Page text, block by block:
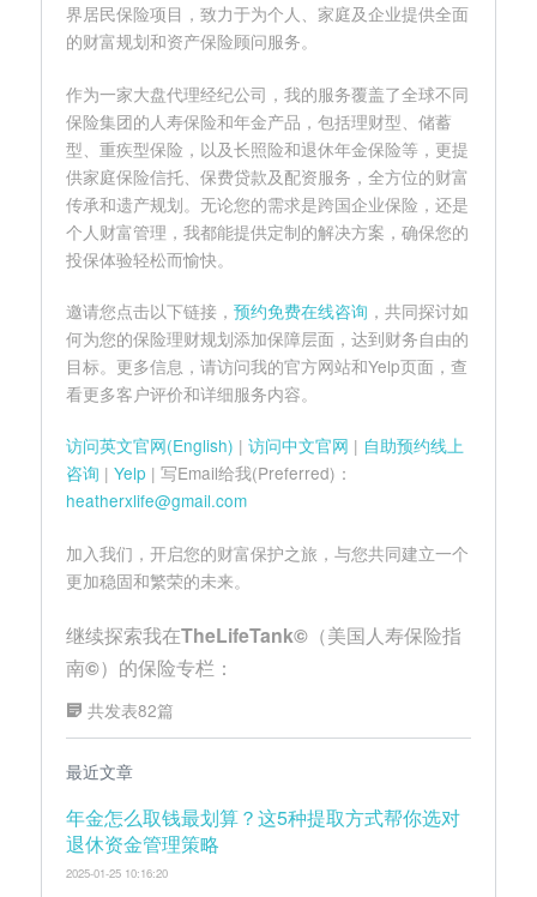
界居民保险项目，致力于为个人、家庭及企业提供全面
的财富规划和资产保险顾问服务。
作为一家大盘代理经纪公司，我的服务覆盖了全球不同
保险集团的人寿保险和年金产品，包括理财型、储蓄
型、重疾型保险，以及长照险和退休年金保险等，更提
供家庭保险信托、保费贷款及配资服务，全方位的财富
传承和遗产规划。无论您的需求是跨国企业保险，还是
个人财富管理，我都能提供定制的解决方案，确保您的
投保体验轻松而愉快。
邀请您点击以下链接， 预约免费在线咨询 ，共同探讨如
何为您的保险理财规划添加保障层面，达到财务自由的
目标。更多信息，请访问我的官方网站和Yelp页面，查
看更多客户评价和详细服务内容。
访问英文官网(English) | 访问中文官网 | 自助预约线上
咨询 | Yelp | 写Email给我(Preferred)：
heatherxlife@gmail.com
加入我们，开启您的财富保护之旅，与您共同建立一个
更加稳固和繁荣的未来。
继续探索我在TheLifeTank©（美国人寿保险指
南©）的保险专栏：
共发表82篇
最近文章
年金怎么取钱最划算？这5种提取方式帮你选对
退休资金管理策略
2025-01-25 10:16:20